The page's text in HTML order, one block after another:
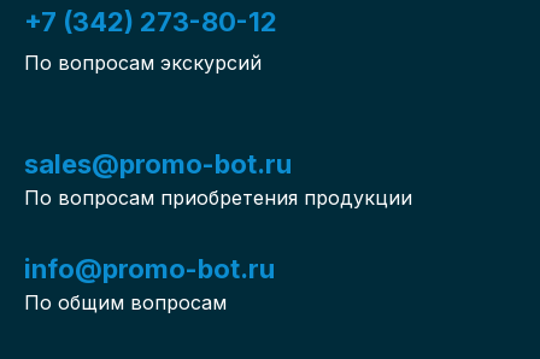
+7 (342) 273-80-12
По вопросам экскурсий
sales@promo-bot.ru
По вопросам приобретения продукции
info@promo-bot.ru
По общим вопросам